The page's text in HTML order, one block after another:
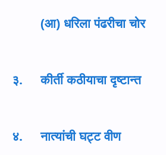
(आ) धरिला पंढरीचा चोर
३. कीर्ती कठीयाचा दृष्टान्त
४. नात्यांची घट्ट वीण